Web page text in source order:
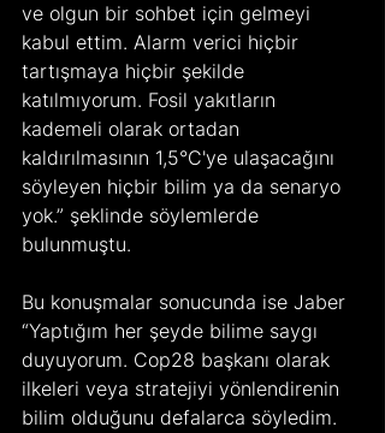
ve olgun bir sohbet için gelmeyi
kabul ettim. Alarm verici hiçbir
tartışmaya hiçbir şekilde
katılmıyorum. Fosil yakıtların
kademeli olarak ortadan
kaldırılmasının 1,5°C'ye ulaşacağını
söyleyen hiçbir bilim ya da senaryo
yok.” şeklinde söylemlerde
bulunmuştu.
Bu konuşmalar sonucunda ise Jaber
“Yaptığım her şeyde bilime saygı
duyuyorum. Cop28 başkanı olarak
ilkeleri veya stratejiyi yönlendirenin
bilim olduğunu defalarca söyledim.